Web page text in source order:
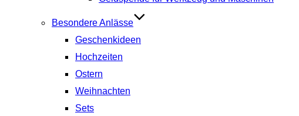
Besondere Anlässe
Geschenkideen
Hochzeiten
Ostern
Weihnachten
Sets